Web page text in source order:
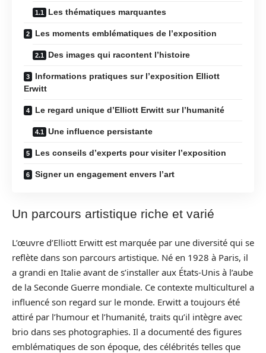
Les thématiques marquantes
Les moments emblématiques de l’exposition
Des images qui racontent l’histoire
Informations pratiques sur l’exposition Elliott
Erwitt
Le regard unique d’Elliott Erwitt sur l’humanité
Une influence persistante
Les conseils d’experts pour visiter l’exposition
Signer un engagement envers l’art
Un parcours artistique riche et varié
L’œuvre d’Elliott Erwitt est marquée par une diversité qui se
reflète dans son parcours artistique. Né en 1928 à Paris, il
a grandi en Italie avant de s’installer aux États-Unis à l’aube
de la Seconde Guerre mondiale. Ce contexte multiculturel a
influencé son regard sur le monde. Erwitt a toujours été
attiré par l’humour et l’humanité, traits qu’il intègre avec
brio dans ses photographies. Il a documenté des figures
emblématiques de son époque, des célébrités telles que